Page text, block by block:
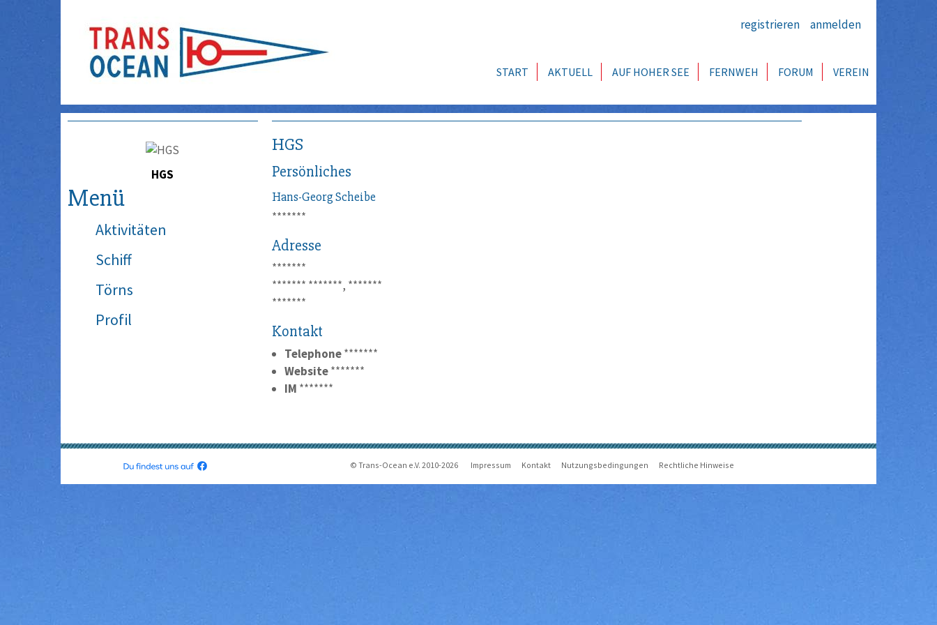
registrieren anmelden
START AKTUELL AUF HOHER SEE FERNWEH FORUM VEREIN
HGS
Menü
Aktivitäten
Schiff
Törns
Profil
HGS
Persönliches
Hans-GeorgScheibe
*******
Adresse
*******
******* *******, *******
*******
Kontakt
Telephone *******
Website *******
IM *******
© Trans-Ocean e.V. 2010-2026 Impressum Kontakt Nutzungsbedingungen Rechtliche Hinweise